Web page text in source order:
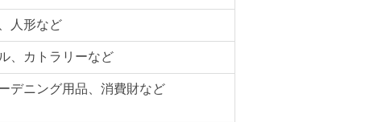
人形など
、カトラリーなど
デニング用品、消費財など